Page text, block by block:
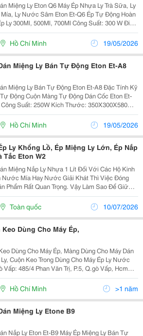
Ly Eton Q6 Máy Ép Nhựa Ly Trà Sữa, Ly
Ly Nước Sâm Eton Et-Q6 Ép Tự Động Hoàn
300 X 200 X
560 Mm - Hệ...
Hồ Chí Minh 19/05/2026
Miệng Ly Bán Tự Động Eton Et-A8
Miệng Ly Bán Tự Động Eton Et-A8 Đặc Tính Kỹ
250W Kích Thước: 350X300X580
Bảo Hành 12 Tháng Máy Dán
Ly Bán Tự Động...
Hồ Chí Minh 19/05/2026
Ly Khổng Lồ, Ép Miệng Ly Lớn, Ép Nắp
Tắc Eton W2
Nắp Ly Nhựa 1 Lít Đối Với Các Hộ Kinh
Nước Mía Hay Nước Giải Khát Thì Việc Đóng
Phẩm Rất Quan Trọng. Vậy Làm Sao Để Giữ
Khách Không Bị Sánh Ra Ngoài Khi Di
Hay Các Hộp Bắp Rang Bơ, Các Thực Phẩm
Toàn quốc 10/07/2026
Keo Dùng Cho Máy Ép,
Dùng Cho Máy Ép, Màng Dùng Cho Máy Dán
Cuộn Keo Trong Dùng Cho Máy Ép Ly Nước
Thị Emart Hàn Quốc) Quận 10: 609/16
Cmt8, P.15, Q10, Hcm (Hướng Tân Bình Đi Q1...
Hồ Chí Minh >1 năm
Miệng Ly Etone B9
Ly Eton Et-B9 Máy Ép Miệng Ly Bán Tự